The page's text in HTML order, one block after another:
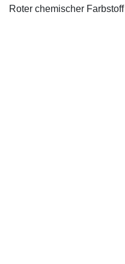
Roter chemischer Farbstoff